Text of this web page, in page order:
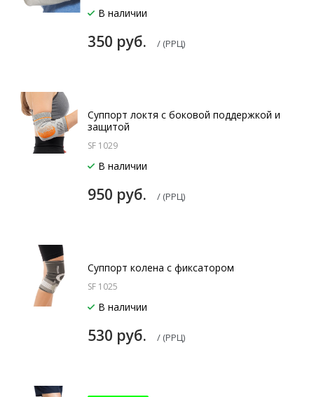
В наличии
350 руб. / (РРЦ)
Суппорт локтя с боковой поддержкой и
защитой
SF 1029
В наличии
950 руб. / (РРЦ)
Суппорт колена с фиксатором
SF 1025
В наличии
530 руб. / (РРЦ)